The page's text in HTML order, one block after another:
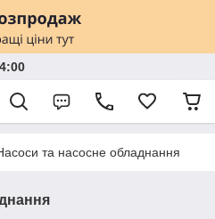
та насосне обладнання